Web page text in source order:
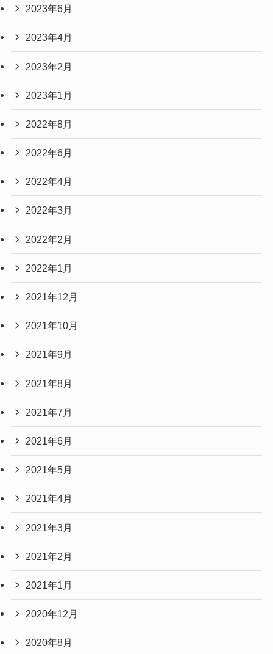
2023年6月
2023年4月
2023年2月
2023年1月
2022年8月
2022年6月
2022年4月
2022年3月
2022年2月
2022年1月
2021年12月
2021年10月
2021年9月
2021年8月
2021年7月
2021年6月
2021年5月
2021年4月
2021年3月
2021年2月
2021年1月
2020年12月
2020年8月